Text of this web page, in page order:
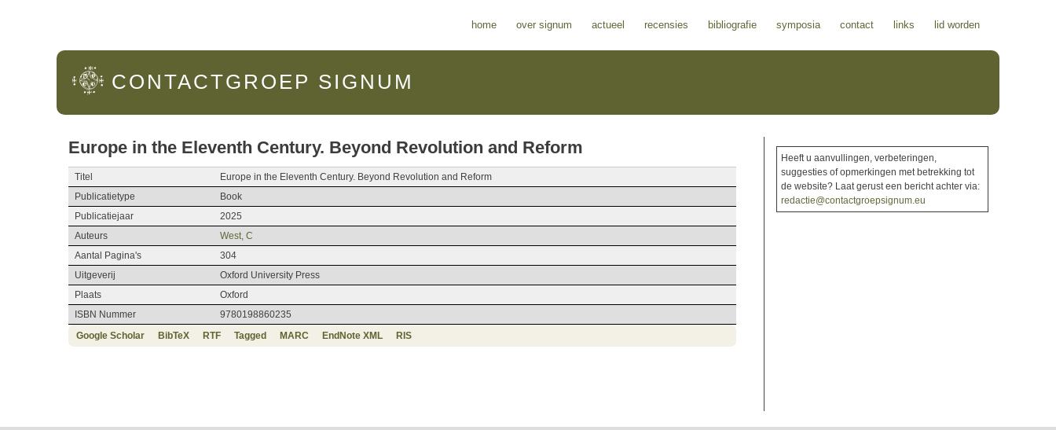
home over signum actueel recensies bibliografie symposia contact links lid worden
CONTACTGROEP SIGNUM
Europe in the Eleventh Century. Beyond Revolution and Reform
Titel
Europe in the Eleventh Century. Beyond Revolution and Reform
Publicatietype
Book
Publicatiejaar
2025
Auteurs
West, C
Aantal Pagina's
304
Uitgeverij
Oxford University Press
Plaats
Oxford
ISBN Nummer
9780198860235
Google Scholar
BibTeX RTF Tagged MARC EndNote XML RIS
Heeft u aanvullingen, verbeteringen,
suggesties of opmerkingen met betrekking tot
de website? Laat gerust een bericht achter via:
redactie@contactgroepsignum.eu